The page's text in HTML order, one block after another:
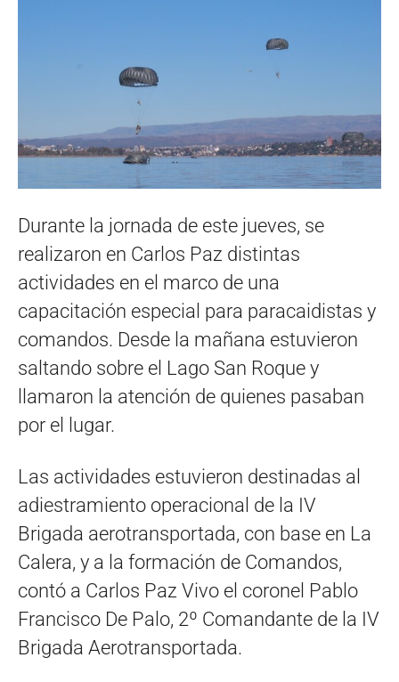
Durante la jornada de este jueves, se
realizaron en Carlos Paz distintas
actividades en el marco de una
capacitación especial para paracaidistas y
comandos. Desde la mañana estuvieron
saltando sobre el Lago San Roque y
llamaron la atención de quienes pasaban
por el lugar.
Las actividades estuvieron destinadas al
adiestramiento operacional de la IV
Brigada aerotransportada, con base en La
Calera, y a la formación de Comandos,
contó a Carlos Paz Vivo el coronel Pablo
Francisco De Palo, 2º Comandante de la IV
Brigada Aerotransportada.